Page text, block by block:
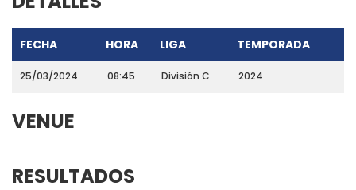
FECHA HORA LIGA TEMPORADA
25/03/2024 08:45 División C 2024
VENUE
RESULTADOS